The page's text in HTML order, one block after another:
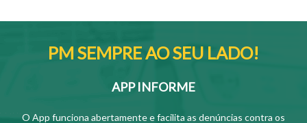
PM SEMPRE AO SEU LADO!
APP INFORME
O App funciona abertamente e facilita as denúncias contra os